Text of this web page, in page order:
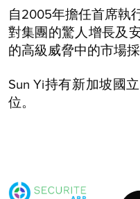
自2005年擔任首席執
對集團的驚人增長及
的高級威脅中的市場
Sun Yi持有新加坡國
位。